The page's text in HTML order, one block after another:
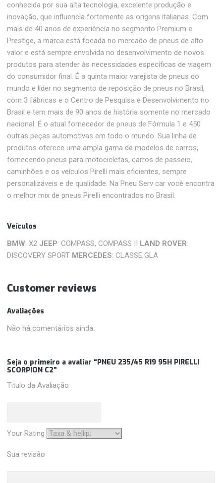
conhecida por sua alta tecnologia, excelente produção e
inovação, que influencia fortemente as origens italianas. Com
mais de 40 anos de experiência no segmento Premium e
Prestige, a marca está focada no mercado de pneus de alto
valor e está sempre envolvida no desenvolvimento de novos
produtos para atender às necessidades específicas de viagem
do consumidor final. É a quinta maior varejista de pneus do
mundo e líder no segmento de reposição de pneus no Brasil,
com 3 fábricas e o Centro de Pesquisa e Desenvolvimento no
Brasil e tem mais de 90 anos de história somente no mercado
nacional. É o atual fornecedor de pneus de Fórmula 1 e 450
outras peças automotivas em todo o mundo. Sua linha de
produtos oferece uma ampla gama de modelos de carros,
fornecendo pneus para motocicletas, carros de passeio,
caminhões e os veículos Pirelli mais eficientes, sempre
personalizáveis ​​e de qualidade. Na Pneu Serv car você encontra
o melhor mix de pneus Pirelli encontrados no Brasil.
Veículos
BMW: X2 JEEP: COMPASS, COMPASS II LAND ROVER:
DISCOVERY SPORT MERCEDES: CLASSE GLA
Customer reviews
Avaliações
Não há comentários ainda.
Seja o primeiro a avaliar “PNEU 235/45 R19 95H PIRELLI
SCORPION C2”
Titulo da Avaliação
Your Rating
Sua revisão